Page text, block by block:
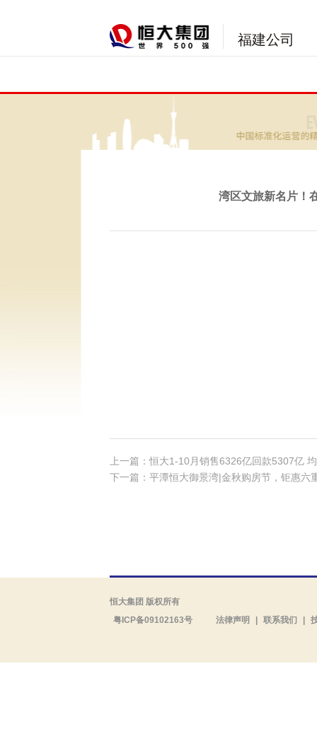
福建公司
湾区文旅新名片！
上一篇：恒大1-10月销售6326亿回款5307亿
下一篇：平潭恒大御景湾|金秋购房节，钜惠六
恒大集团 版权所有
粤ICP备09102163号
法律声明 联系我们